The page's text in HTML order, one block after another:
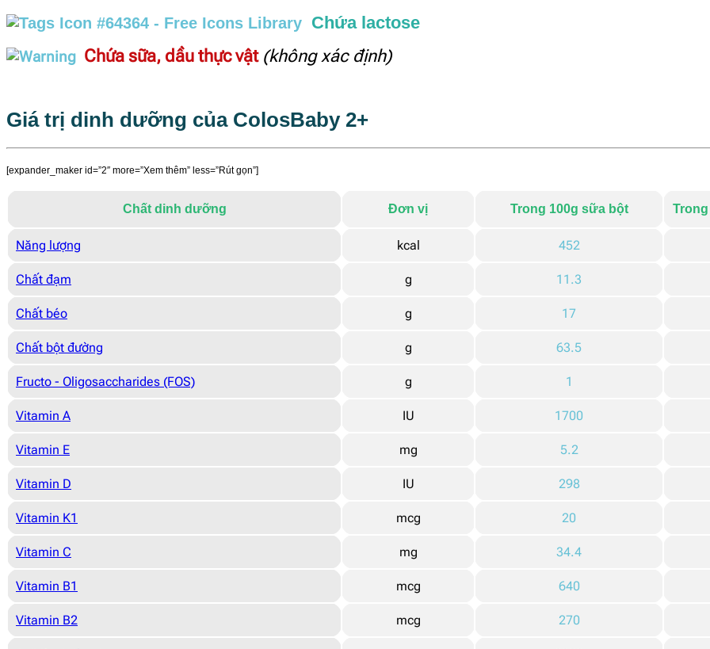
Chứa lactose
Chứa sữa, dầu thực vật (không xác định)
Giá trị dinh dưỡng của ColosBaby 2+
[expander_maker id=”2″ more=”Xem thêm” less=”Rút gọn”]
Chất dinh dưỡng Đơn vị Trong 100g sữa bột
Năng lượng kcal 452
Chất đạm g 11.3
Chất béo g 17
Chất bột đường g 63.5
Fructo - Oligosaccharides (FOS) g 1
Vitamin A IU 1700
Vitamin E mg 5.2
Vitamin D IU 298
Vitamin K1 mcg 20
Vitamin C mg 34.4
Vitamin B1 mcg 640
Vitamin B2 mcg 270